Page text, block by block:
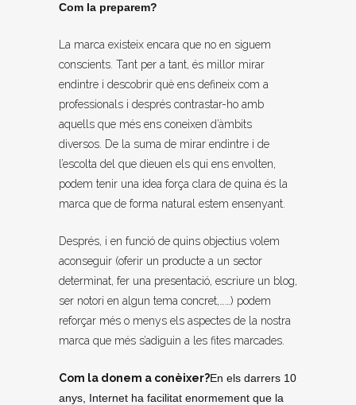
Com la preparem?
La marca existeix encara que no en siguem
conscients. Tant per a tant, és millor mirar
endintre i descobrir què ens defineix com a
professionals i després contrastar-ho amb
aquells que més ens coneixen d’àmbits
diversos. De la suma de mirar endintre i de
l’escolta del que dieuen els qui ens envolten,
podem tenir una idea força clara de quina és la
marca que de forma natural estem ensenyant.
Després, i en funció de quins objectius volem
aconseguir (oferir un producte a un sector
determinat, fer una presentació, escriure un blog,
ser notori en algun tema concret,……) podem
reforçar més o menys els aspectes de la nostra
marca que més s’adiguin a les fites marcades.
Com la donem a conèixer?En els darrers 10
anys, Internet ha facilitat enormement que la